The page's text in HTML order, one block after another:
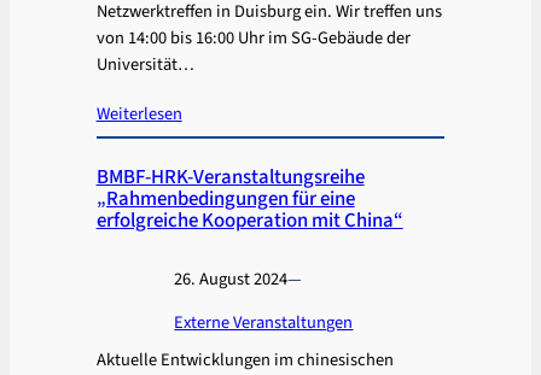
Netzwerktreffen in Duisburg ein. Wir treffen uns
von 14:00 bis 16:00 Uhr im SG-Gebäude der
Universität…
Weiterlesen
BMBF-HRK-Veranstaltungsreihe
„Rahmenbedingungen für eine
erfolgreiche Kooperation mit China“
26. August 2024—
Externe Veranstaltungen
Aktuelle Entwicklungen im chinesischen